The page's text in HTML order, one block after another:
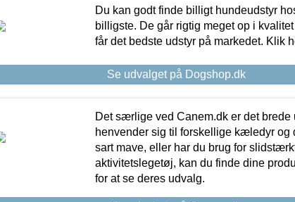
Du kan godt finde billigt hundeudstyr
billigste. De går rigtig meget op i
får det bedste udstyr på markedet. Klik
Se udvalget på Dogshop.dk
Det særlige ved Canem.dk er det brede
henvender sig til forskellige kæledyr og
sart mave, eller har du brug for
aktivitetslegetøj, kan du finde dine
for at se deres udvalg.